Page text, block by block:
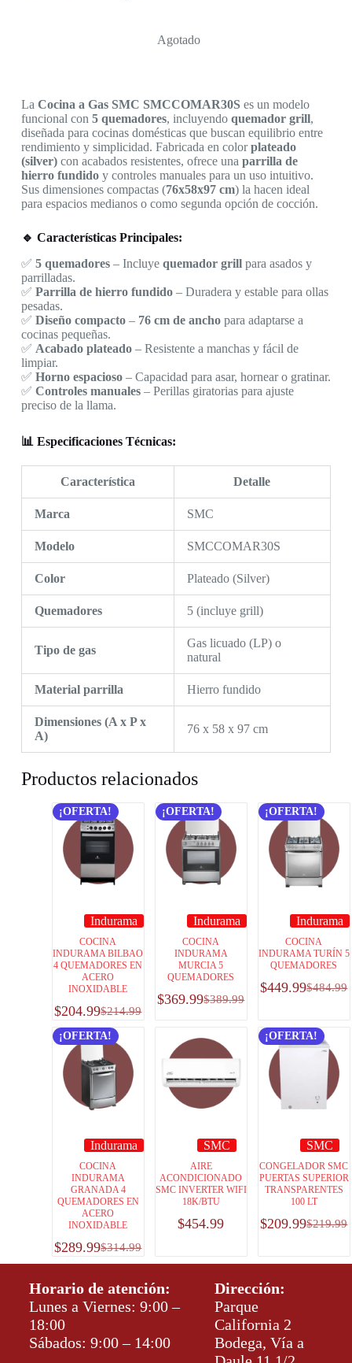
Agotado
La Cocina a Gas SMC SMCCOMAR30Ses un modelo
funcional con 5 quemadores, incluyendo quemador grill,
diseñada para cocinas domésticas que buscan equilibrio entre
rendimiento y simplicidad. Fabricada en colorplateado
(silver)con acabados resistentes, ofrece una parrilla de
hierro fundidoy controles manuales para un uso intuitivo.
Sus dimensiones compactas (76x58x97 cm) la hacen ideal
para espacios medianos o como segunda opción de cocción.
🔹 Características Principales:
✅ 5 quemadores– Incluye quemador grillpara asados y
parrilladas.
✅ Parrilla de hierro fundido– Duradera y estable para ollas
pesadas.
✅ Diseño compacto– 76 cm de anchopara adaptarse a
cocinas pequeñas.
✅ Acabado plateado– Resistente a manchas y fácil de
limpiar.
✅ Horno espacioso– Capacidad para asar, hornear o gratinar.
✅ Controles manuales– Perillas giratorias para ajuste
preciso de la llama.
📊 Especificaciones Técnicas:
Característica Detalle
Marca SMC
Modelo SMCCOMAR30S
Color Plateado (Silver)
Quemadores 5 (incluye grill)
Tipo de gas
Gas licuado (LP) o
natural
Material parrilla Hierro fundido
Dimensiones (A x P x
A)
76 x 58 x 97 cm
Productos relacionados
¡OFERTA!
Indurama
COCINA
INDURAMA BILBAO
4 QUEMADORES EN
ACERO
INOXIDABLE
$214.99
$204.99
¡OFERTA!
Indurama
COCINA
INDURAMA
MURCIA 5
QUEMADORES
$389.99
$369.99
¡OFERTA!
Indurama
COCINA
INDURAMA TURÍN 5
QUEMADORES
$484.99
$449.99
¡OFERTA!
Indurama
COCINA
INDURAMA
GRANADA 4
QUEMADORES EN
ACERO
INOXIDABLE
$314.99
$289.99
SMC
AIRE
ACONDICIONADO
SMC INVERTER WIFI
18K/BTU
$454.99
¡OFERTA!
SMC
CONGELADOR SMC
PUERTAS SUPERIOR
TRANSPARENTES
100 LT
$219.99
$209.99
Horario de atención:
Lunes a Viernes: 9:00 –
18:00
Sábados: 9:00 – 14:00
Dirección:
Parque
California 2
Bodega, Vía a